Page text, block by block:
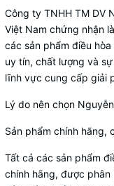
Công ty TNHH TM DV
Việt Nam chứng nhận
các sản phẩm điều
uy tín, chất lượng và
lĩnh vực cung cấp giải
Lý do nên chọn
Sản phẩm chính hãng,
Tất cả các sản phẩm
chính hãng, được